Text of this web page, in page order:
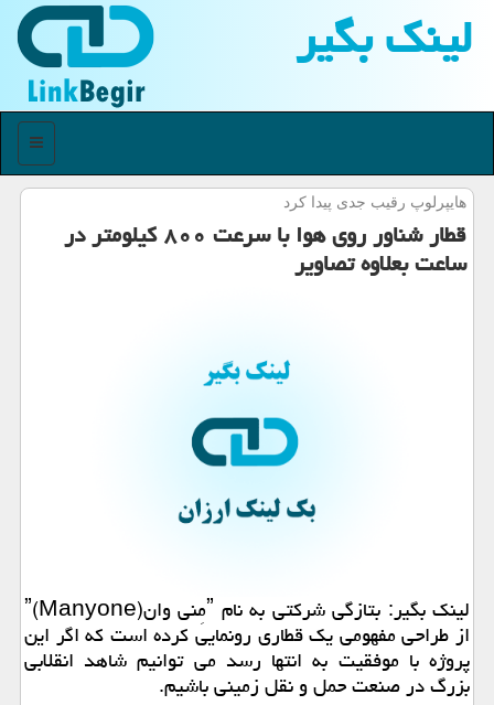
لینك بگیر
منو
هایپرلوپ رقیب جدی پیدا كرد
قطار شناور روی هوا با سرعت ۸۰۰ كیلومتر در
ساعت بعلاوه تصاویر
لینك بگیر: بتازگی شركتی به نام ˮمِنی وانˮ(Manyone)
از طراحی مفهومی یك قطاری رونمایی كرده است كه اگر این
پروژه با موفقیت به انتها رسد می توانیم شاهد انقلابی
بزرگ در صنعت حمل و نقل زمینی باشیم.